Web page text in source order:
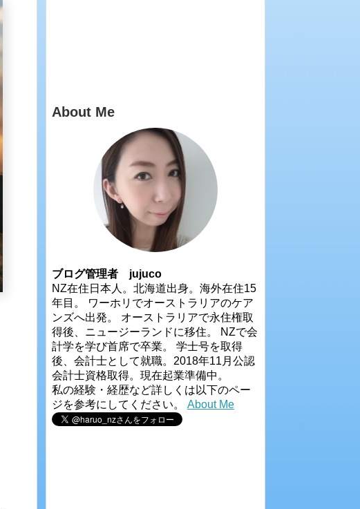
About Me
ブログ管理者 jujuco
NZ在住日本人。北海道出身。海外在住15
年目。 ワーホリでオーストラリアのケア
ンズへ出発。 オーストラリアで永住権取
得後、ニュージーランドに移住。 NZで会
計学を学び首席で卒業。 学士号を取得
後、会計士として就職。2018年11月公認
会計士資格取得。現在起業準備中。
私の経験・経歴など詳しくは以下のペー
ジを参考にしてください。 About Me